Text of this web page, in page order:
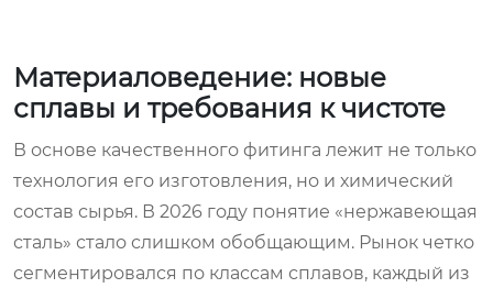
Материаловедение: новые
сплавы и требования к чистоте
В основе качественного фитинга лежит не только
технология его изготовления, но и химический
состав сырья. В 2026 году понятие «нержавеющая
сталь» стало слишком обобщающим. Рынок четко
сегментировался по классам сплавов, каждый из